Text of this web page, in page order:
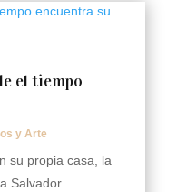
el tiempo
y Arte
su propia casa, la
Salvador